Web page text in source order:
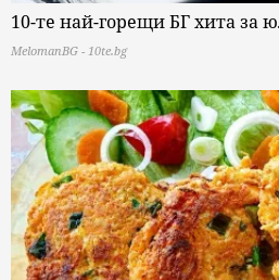
10-те най-горещи БГ хита за
MelomanBG - 10te.bg